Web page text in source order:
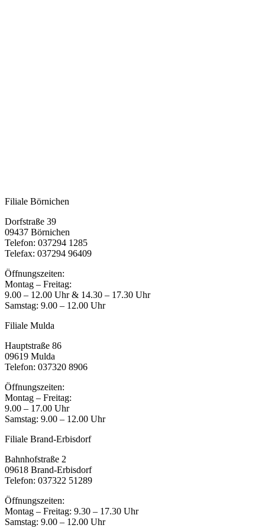
Filiale Börnichen
Dorfstraße 39
09437 Börnichen
Telefon: 037294 1285
Telefax: 037294 96409
Öffnungszeiten:
Montag – Freitag:
9.00 – 12.00 Uhr & 14.30 – 17.30 Uhr
Samstag: 9.00 – 12.00 Uhr
Filiale Mulda
Hauptstraße 86
09619 Mulda
Telefon: 037320 8906
Öffnungszeiten:
Montag – Freitag:
9.00 – 17.00 Uhr
Samstag: 9.00 – 12.00 Uhr
Filiale Brand-Erbisdorf
Bahnhofstraße 2
09618 Brand-Erbisdorf
Telefon: 037322 51289
Öffnungszeiten:
Montag – Freitag: 9.30 – 17.30 Uhr
Samstag: 9.00 – 12.00 Uhr